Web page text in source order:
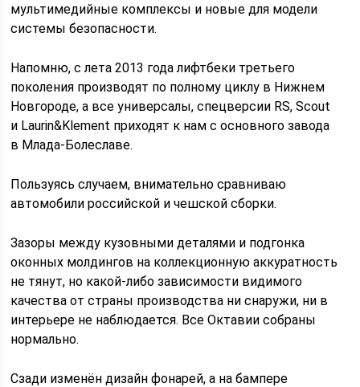
мультимедийные комплексы и новые для модели
системы безопасности.
Напомню, с лета 2013 года лифтбеки третьего
поколения производят по полному циклу в Нижнем
Новгороде, а все универсалы, спецверсии RS, Scout
и Laurin&Klement приходят к нам с основного завода
в Млада-Болеславе.
Пользуясь случаем, внимательно сравниваю
автомобили российской и чешской сборки.
Зазоры между кузовными деталями и подгонка
оконных молдингов на коллекционную аккуратность
не тянут, но какой-либо зависимости видимого
качества от страны производства ни снаружи, ни в
интерьере не наблюдается. Все Октавии собраны
нормально.
Сзади изменён дизайн фонарей, а на бампере